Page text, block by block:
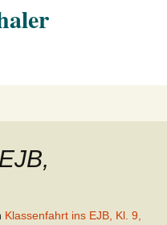
Klassenfahrt ins EJB, Kl. 9,